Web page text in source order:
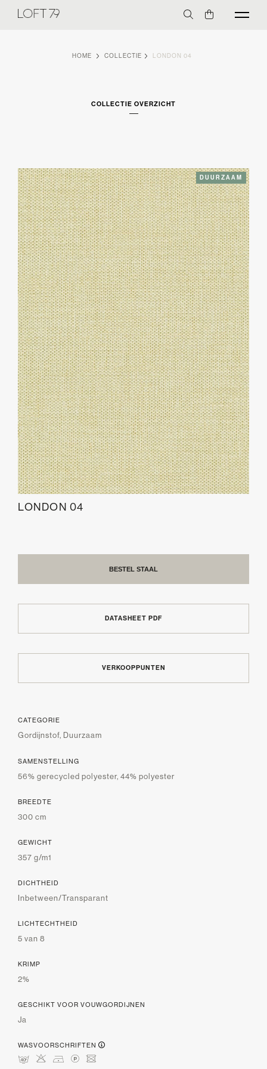
HOME COLLECTIE LONDON 04
COLLECTIE OVERZICHT
DUURZAAM
LONDON 04
BESTEL STAAL
DATASHEET PDF
VERKOOPPUNTEN
CATEGORIE
Gordijnstof, Duurzaam
SAMENSTELLING
56% gerecycled polyester, 44% polyester
BREEDTE
300 cm
GEWICHT
357 g/m1
DICHTHEID
Inbetween/Transparant
LICHTECHTHEID
5 van 8
KRIMP
2%
GESCHIKT VOOR VOUWGORDIJNEN
Ja
WASVOORSCHRIFTEN
nHDLU